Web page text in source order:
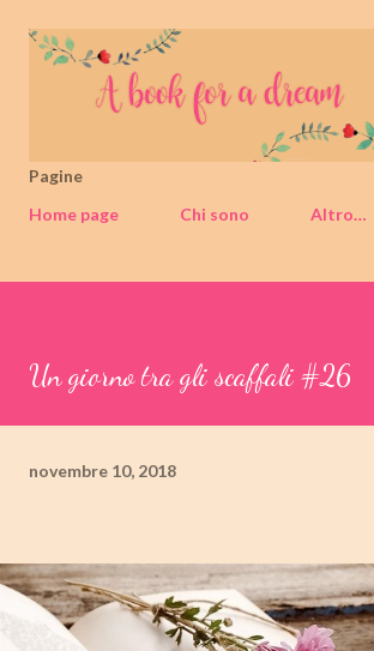
Passa ai contenuti principali
Pagine
Home page
Chi sono Altro…
Un giorno tra gli scaffali #26
novembre 10, 2018